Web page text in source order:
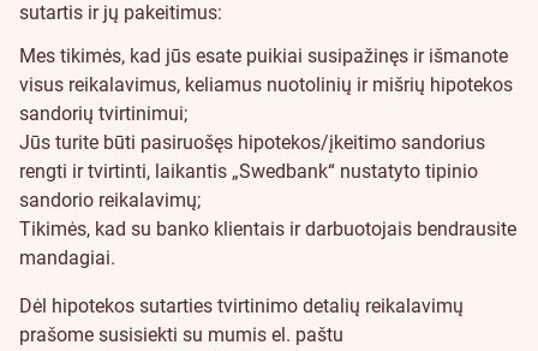
sutartis ir jų pakeitimus:
Mes tikimės, kad jūs esate puikiai susipažinęs ir išmanote
visus reikalavimus, keliamus nuotolinių ir mišrių hipotekos
sandorių tvirtinimui;
Jūs turite būti pasiruošęs hipotekos/įkeitimo sandorius
rengti ir tvirtinti, laikantis „Swedbank“ nustatyto tipinio
sandorio reikalavimų;
Tikimės, kad su banko klientais ir darbuotojais bendrausite
mandagiai.
Dėl hipotekos sutarties tvirtinimo detalių reikalavimų
prašome susisiekti su mumis el. paštu